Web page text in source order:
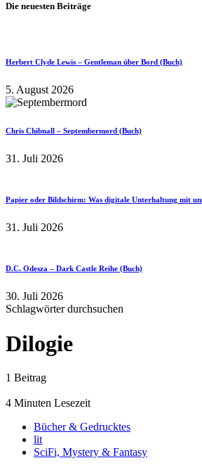
Die neuesten Beiträge
Herbert Clyde Lewis – Gentleman über Bord (Buch)
5. August 2026
Chris Chibnall – Septembermord (Buch)
31. Juli 2026
Papier oder Bildschirm: Was digitale Unterhaltung mit
31. Juli 2026
D.C. Odesza – Dark Castle Reihe (Buch)
30. Juli 2026
Schlagwörter durchsuchen
Dilogie
1 Beitrag
4 Minuten Lesezeit
Bücher & Gedrucktes
lit
SciFi, Mystery & Fantasy